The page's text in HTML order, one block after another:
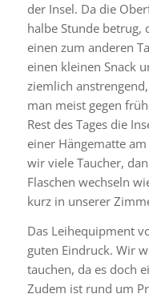
der Insel. Da die
halbe Stunde
einen zum anderen
einen kleinen Snack
ziemlich
man meist gegen
Rest des Tages die
einer Hängematte
wir viele Taucher,
Flaschen wechseln
kurz in unserer
Das Leihequipment
guten Eindruck. Wir
tauchen, da es doch
Zudem ist rund um